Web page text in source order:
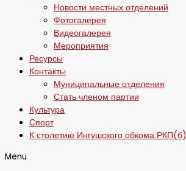
Новости местных отделений
Фотогалерея
Видеогалерея
Мероприятия
Ресурсы
Контакты
Муниципальные отделения
Стать членом партии
Культура
Спорт
К столетию Ингушского обкома РКП(б)
Menu